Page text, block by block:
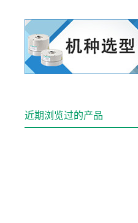
近期浏览过的产品